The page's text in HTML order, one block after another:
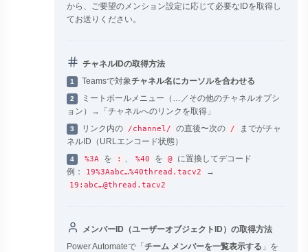
から、ご要望のメンション設定に応じて必要なIDを取得し
てお送りください。
チャネルIDの取得方法
1 Teamsで対象チャネル名にカーソルを合わせる
2
ミートボールメニュー（…／その他のチャネルオプシ
ョン）→「チャネルへのリンクを取得」
3 リンク内の /channel/ の直後〜次の /
までがチャ
ネルID（URLエンコード状態）
4 %3A を : %40 を @
に置換してデコード
例：
19%3Aabc…%40thread.tacv2 →
19:abc…@thread.tacv2
メンバーID（ユーザーオブジェクトID）の取得方法
Power Automateで「チーム メンバーを一覧表示する 」を